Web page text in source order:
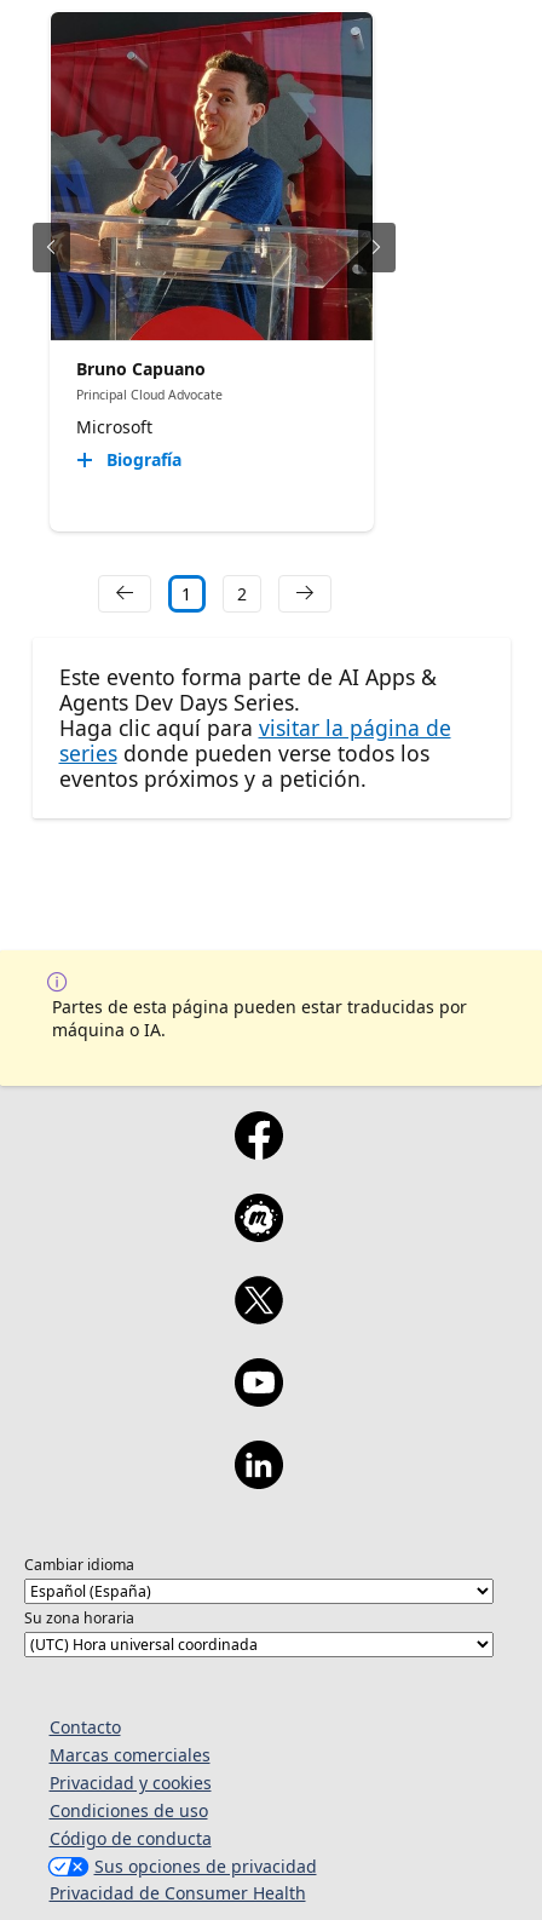
Bruno Capuano
Principal Cloud Advocate
Microsoft
Biografía
1 2
Este evento forma parte de AI Apps &
Agents Dev Days Series.
Haga clic aquí para visitar la página de
seriesdonde pueden verse todos los
eventos próximos y a petición.
Partes de esta página pueden estar traducidas por
máquina o IA.
Cambiar idioma
Su zona horaria
Contacto
Marcas comerciales
Privacidad y cookies
Condiciones de uso
Código de conducta
Sus opciones de privacidad
Privacidad de Consumer Health